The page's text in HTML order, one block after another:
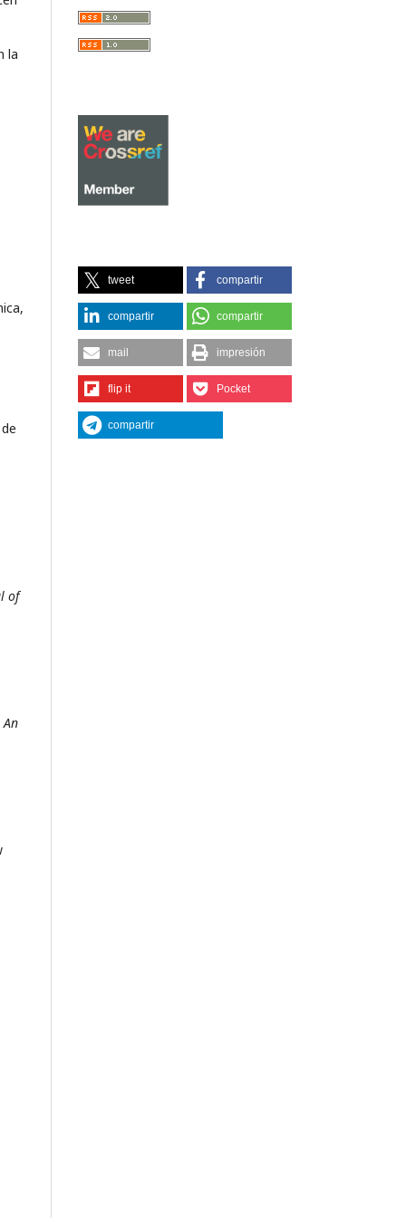
la
of
tweet compartir
compartir compartir
mail impresión
flip it Pocket
compartir